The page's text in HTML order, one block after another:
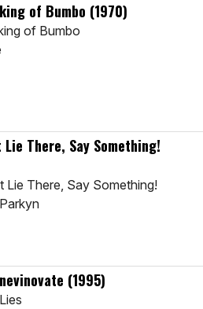
of Bumbo (1970)
of Bumbo
Lie There, Say Something!
Lie There, Say Something!
(1995)